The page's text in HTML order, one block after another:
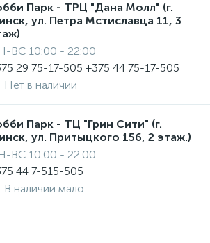
Парк - ТРЦ "Дана Молл" (г.
ул. Петра Мстиславца 11, 3
ВС 10:00 - 22:00
29 75-17-505 +375 44 75-17-505
Нет в наличии
Парк - ТЦ "Грин Сити" (г.
ул. Притыцкого 156, 2 этаж.)
ВС 10:00 - 22:00
44 7-515-505
В наличии мало